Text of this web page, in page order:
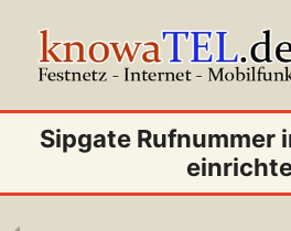
Inhalt
springen
Sipgate Rufnummer